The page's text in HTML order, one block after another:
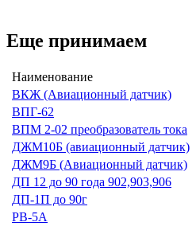
Еще принимаем
Наименование
ВКЖ (Авиационный датчик)
ВПГ-62
ВПМ 2-02 преобразователь тока
ДЖМ10Б (авиационный датчик)
ДЖМ9Б (Авиационный датчик)
ДП 12 до 90 года 902,903,906
ДП-1П до 90г
РВ-5А